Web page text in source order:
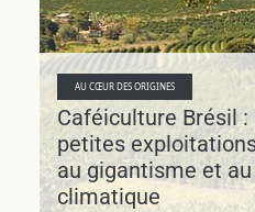
AU CŒUR DES ORIGINES
Caféiculture Brésil
petites
au gigantisme et
climatique